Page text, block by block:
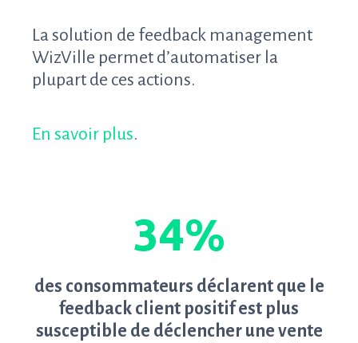
La solution de feedback management
WizVille permet d’automatiser la
plupart de ces actions.
En savoir plus.
34%
des consommateurs déclarent que le
feedback client positif est plus
susceptible de déclencher une vente